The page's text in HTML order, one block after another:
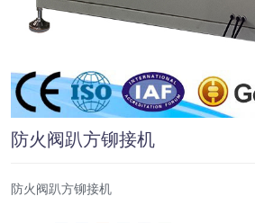
防火阀趴方铆接机
防火阀趴方铆接机